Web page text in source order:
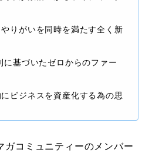
やりがいを同時を満たす全く新
に基づいたゼロからのファー
にビジネスを資産化する為の思
ガコミュニティーのメンバー